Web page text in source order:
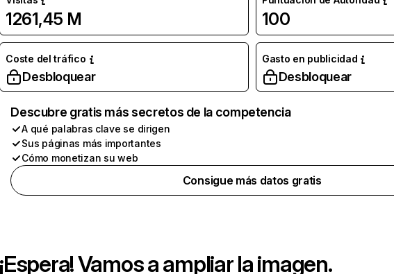
1261,45 M 100
Coste del tráfico
Desbloquear
Gasto en publicidad
Desbloquear
Descubre gratis más secretos de la competencia
A qué palabras clave se dirigen
Sus páginas más importantes
Cómo monetizan su web
Consigue más datos gratis
¡Espera! Vamos a ampliar la imagen.